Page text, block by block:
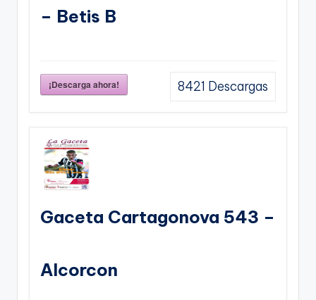
– Betis B
¡Descarga ahora! 8421 Descargas
Gaceta Cartagonova 543 –
Alcorcon